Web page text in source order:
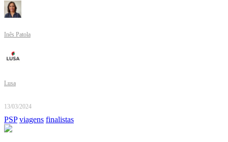
Inês Patola
Lusa
13/03/2024
PSP viagens finalistas